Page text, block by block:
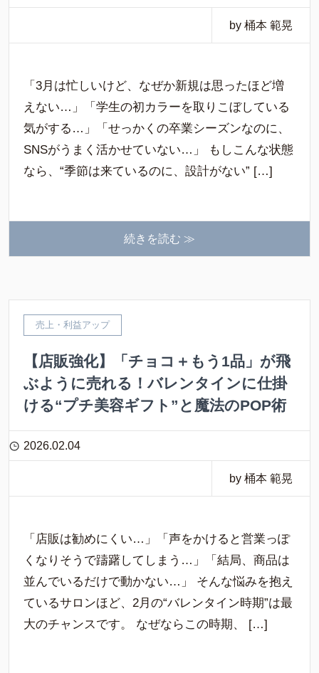
by 桶本 範晃
「3月は忙しいけど、なぜか新規は思ったほど増
えない…」「学生の初カラーを取りこぼしている
気がする…」「せっかくの卒業シーズンなのに、
SNSがうまく活かせていない…」 もしこんな状態
なら、“季節は来ているのに、設計がない” […]
続きを読む ≫
売上・利益アップ
【店販強化】「チョコ＋もう1品」が飛
ぶように売れる！バレンタインに仕掛
ける“プチ美容ギフト”と魔法のPOP術
2026.02.04
by 桶本 範晃
「店販は勧めにくい…」「声をかけると営業っぽ
くなりそうで躊躇してしまう…」「結局、商品は
並んでいるだけで動かない…」 そんな悩みを抱え
ているサロンほど、2月の“バレンタイン時期”は最
大のチャンスです。 なぜならこの時期、 […]